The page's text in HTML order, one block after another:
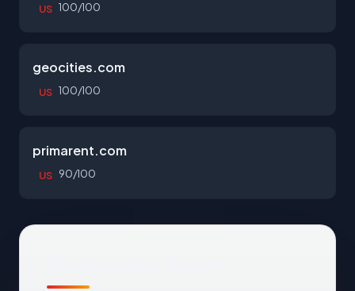
US 100/100
geocities.com
US 100/100
primarent.com
US 90/100